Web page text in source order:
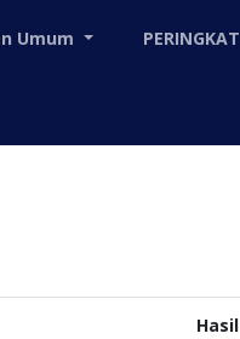
Umum PERINGKAT
Hasil